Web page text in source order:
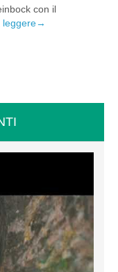
con il
leggere→